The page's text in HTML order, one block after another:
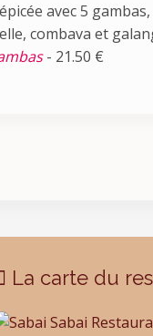
avec 5 gambas,
combava et
- 21.50 €
La carte du